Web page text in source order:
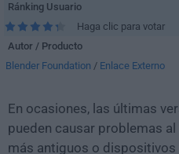
Ránking Usuario
Haga clic para votar
Autor / Producto
Blender Foundation / Enlace Externo
En ocasiones, las últimas
pueden causar problemas
más antiguos o dispositivos